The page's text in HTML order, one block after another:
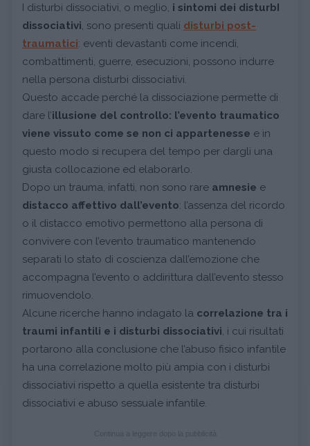
I disturbi dissociativi, o meglio, i sintomi dei disturbI
dissociativi , sono presenti quali disturbi post-
traumatici: eventi devastanti come incendi,
combattimenti, guerre, esecuzioni, possono indurre
nella persona disturbi dissociativi.
Questo accade perché la dissociazione permette di
dare l’illusione del controllo: l’evento traumatico
viene vissuto come se non ci appartenesse e in
questo modo si recupera del tempo per dargli una
giusta collocazione ed elaborarlo.
Dopo un trauma, infatti, non sono rare amnesie e
distacco affettivo dall’evento: l’assenza del ricordo
o il distacco emotivo permettono alla persona di
convivere con l’evento traumatico mantenendo
separati lo stato di coscienza dall’emozione che
accompagna l’evento o addirittura dall’evento stesso
rimuovendolo.
Alcune ricerche hanno indagato la correlazione tra i
traumi infantili e i disturbi dissociativi , i cui risultati
portarono alla conclusione che l’abuso fisico infantile
ha una correlazione molto più ampia con i disturbi
dissociativi rispetto a quella esistente tra disturbi
dissociativi e abuso sessuale infantile.